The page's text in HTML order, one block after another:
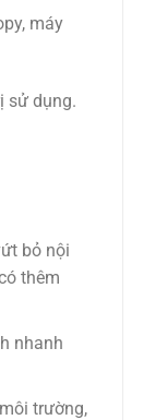
máy
sử dụng.
bỏ nội
thêm
nhanh
trường,